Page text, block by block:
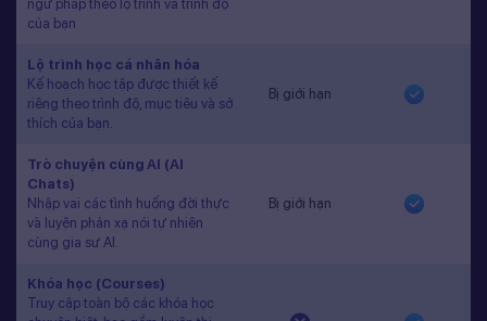
ngữ pháp theo lộ trình và trình độ
của bạn
Lộ trình học cá nhân hóa
Kế hoạch học tập được thiết kế
riêng theo trình độ, mục tiêu và sở
thích của bạn.
Bị giới hạn
Trò chuyện cùng AI (AI
Chats)
Nhập vai các tình huống đời thực
và luyện phản xạ nói tự nhiên
cùng gia sư AI.
Bị giới hạn
Khóa học (Courses)
Truy cập toàn bộ các khóa học